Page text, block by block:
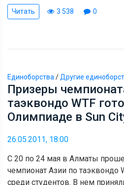
Читать 3 538 0
Единоборства / Другие
Призеры
таэквондо WTF
Олимпиаде в Sun
26.05.2011, 18:00
С 20 по 24 мая в Алматы
чемпионат Азии по таэквондо
среди студентов. В нем